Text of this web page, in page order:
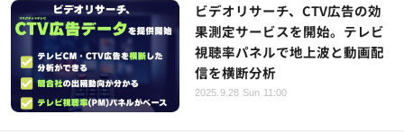
ビデオリサーチ、CTV広告の効
果測定サービスを開始。テレビ
視聴率パネルで地上波と動画配
信を横断分析
2025.9.28 Sun 11:00